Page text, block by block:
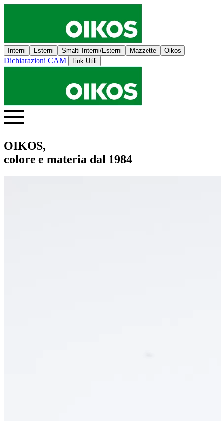
Interni Esterni Smalti Interni/Esterni Mazzette Oikos
Dichiarazioni CAM Link Utili
OIKOS,
colore e materia dal 1984